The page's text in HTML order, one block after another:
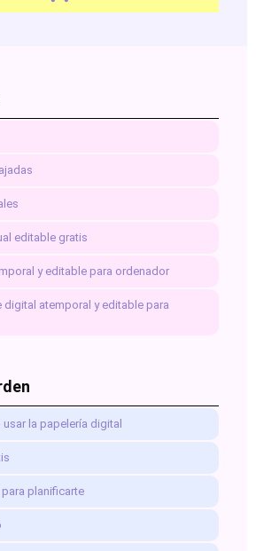
editable gratis
y editable para ordenador
digital atemporal y editable para
la papelería digital
para planificarte